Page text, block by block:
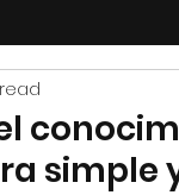
simple